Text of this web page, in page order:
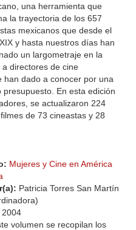
una herramienta que
la trayectoria de los 657
mexicanos que desde el
y hasta nuestros días han
un largometraje en la
directores de cine
han dado a conocer por una
En esta edición
se actualizaron 224
de 73 cineastas y 28
Mujeres y Cine en América
Patricia Torres San Martín
2004
volumen se recopilan los